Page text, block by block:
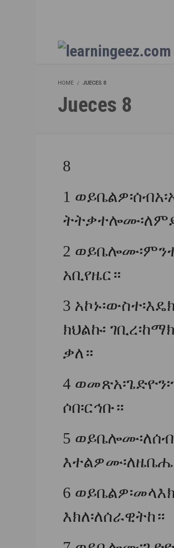
HOME JUECES 8
Jueces 8
8
1
2
አቢየዜር።
3
ክህልኩ፡
ቃለ።
4
ሶበ፡ርኅቡ።
5
6
እክለ፡ለሰራዊትከ።